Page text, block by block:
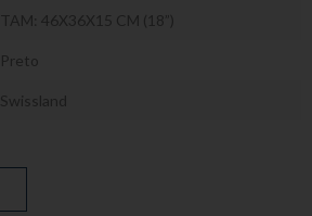
TAM: 46X36X15 CM (18”)
Preto
Swissland